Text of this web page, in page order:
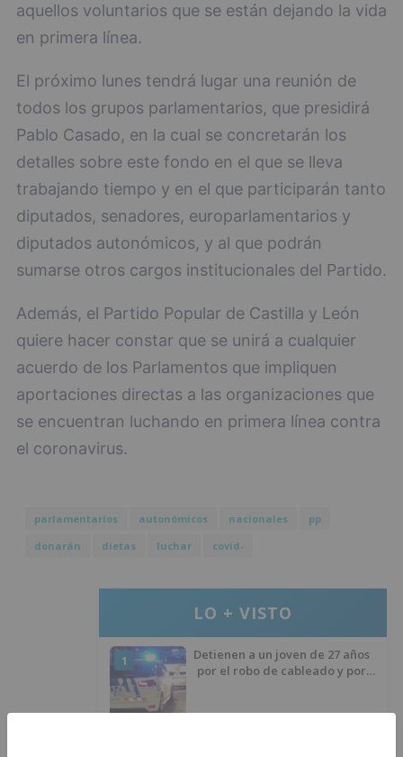
aquellos voluntarios que se están dejando la vida
en primera línea.
El próximo lunes tendrá lugar una reunión de
todos los grupos parlamentarios, que presidirá
Pablo Casado, en la cual se concretarán los
detalles sobre este fondo en el que se lleva
trabajando tiempo y en el que participarán tanto
diputados, senadores, europarlamentarios y
diputados autonómicos, y al que podrán
sumarse otros cargos institucionales del Partido.
Además, el Partido Popular de Castilla y León
quiere hacer constar que se unirá a cualquier
acuerdo de los Parlamentos que impliquen
aportaciones directas a las organizaciones que
se encuentran luchando en primera línea contra
el coronavirus.
parlamentarios autonómicos nacionales
pp
donarán
dietas luchar covid-
LO + VISTO
1
Detienen a un joven de 27 años
por el robo de cableado y por